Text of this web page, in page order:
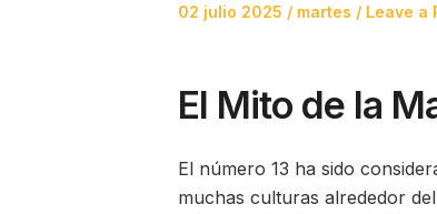
Posted
02 julio 2025
Posted
martes Leave a
El Mito de la
El número 13 ha sido
muchas culturas alrededor